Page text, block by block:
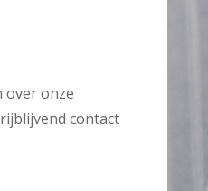
over onze
contact